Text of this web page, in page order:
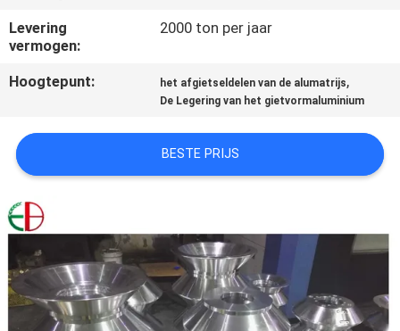
EEN
CITAAT
SITEMAP
PRIVACYBELEID
Levering
vermogen:
2000 ton per jaar
Hoogtepunt: het afgietseldelen van de alumatrijs,
De Legering van het gietvormaluminium
BESTE PRIJS